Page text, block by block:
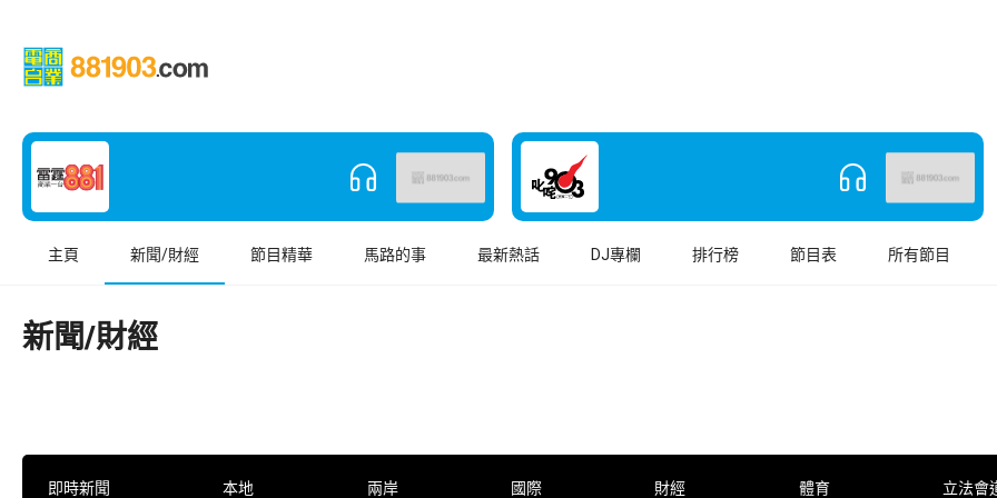
主頁 新聞/財經 節目精華 馬路的事 最新熱話 DJ專欄 排行榜 節目表 所有節目
新聞/財經
即時新聞 本地 兩岸 國際 財經 體育 立法會